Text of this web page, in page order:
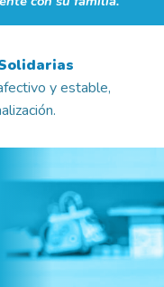
y estable,